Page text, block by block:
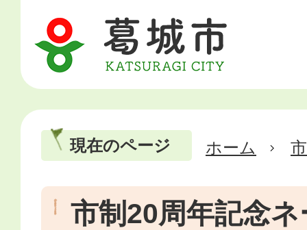
現在のページ ホーム
市制20周年記念